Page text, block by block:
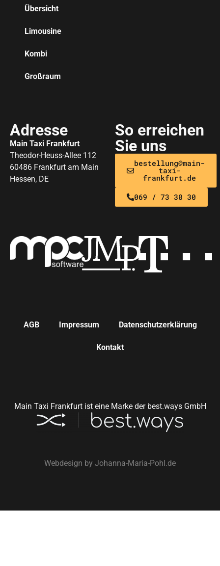
Übersicht
Limousine
Kombi
Großraum
Adresse
Main Taxi Frankfurt
Theodor-Heuss-Allee 112
60486 Frankfurt am Main
Hessen, DE
So erreichen
Sie uns
bestellung@main-
taxi-
frankfurt.de
069 / 73 30 30
AGB Impressum Datenschutzerklärung
Kontakt
Main Taxi Frankfurt ist eine Marke der best.ways GmbH
Webdesign by Johanna-Maria-Pohl.de